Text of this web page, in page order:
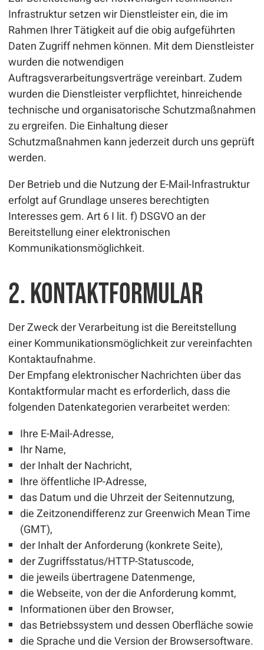
Infrastruktur setzen wir Dienstleister ein, die im
Rahmen Ihrer Tätigkeit auf die obig aufgeführten
Daten Zugriff nehmen können. Mit dem Dienstleister
wurden die notwendigen
Auftragsverarbeitungsverträge vereinbart. Zudem
wurden die Dienstleister verpflichtet, hinreichende
technische und organisatorische Schutzmaßnahmen
zu ergreifen. Die Einhaltung dieser
Schutzmaßnahmen kann jederzeit durch uns geprüft
werden.
Der Betrieb und die Nutzung der E-Mail-Infrastruktur
erfolgt auf Grundlage unseres berechtigten
Interesses gem. Art 6 I lit. f) DSGVO an der
Bereitstellung einer elektronischen
Kommunikationsmöglichkeit.
2. Kontaktformular
Der Zweck der Verarbeitung ist die Bereitstellung
einer Kommunikationsmöglichkeit zur vereinfachten
Kontaktaufnahme.
Der Empfang elektronischer Nachrichten über das
Kontaktformular macht es erforderlich, dass die
folgenden Datenkategorien verarbeitet werden:
Ihre E-Mail-Adresse,
Ihr Name,
der Inhalt der Nachricht,
Ihre öffentliche IP-Adresse,
das Datum und die Uhrzeit der Seitennutzung,
die Zeitzonendifferenz zur Greenwich Mean Time
(GMT),
der Inhalt der Anforderung (konkrete Seite),
der Zugriffsstatus/HTTP-Statuscode,
die jeweils übertragene Datenmenge,
die Webseite, von der die Anforderung kommt,
Informationen über den Browser,
das Betriebssystem und dessen Oberfläche sowie
die Sprache und die Version der Browsersoftware.